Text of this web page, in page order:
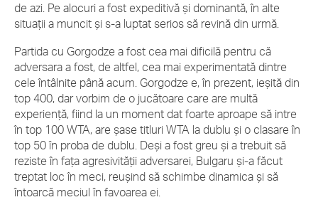
de azi. Pe alocuri a fost expeditivă și dominantă, în alte
situații a muncit și s-a luptat serios să revină din urmă.
Partida cu Gorgodze a fost cea mai dificilă pentru că
adversara a fost, de altfel, cea mai experimentată dintre
cele întâlnite până acum. Gorgodze e, în prezent, ieșită din
top 400, dar vorbim de o jucătoare care are multă
experiență, fiind la un moment dat foarte aproape să intre
în top 100 WTA, are șase titluri WTA la dublu și o clasare în
top 50 în proba de dublu. Deși a fost greu și a trebuit să
reziste în fața agresivității adversarei, Bulgaru și-a făcut
treptat loc în meci, reușind să schimbe dinamica și să
întoarcă meciul în favoarea ei.